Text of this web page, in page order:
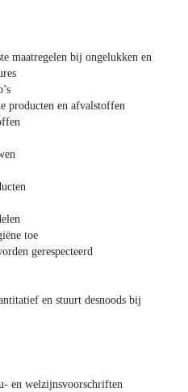
maatregelen bij ongelukken en
producten en afvalstoffen
toe
gerespecteerd
en stuurt desnoods bij
en welzijnsvoorschriften